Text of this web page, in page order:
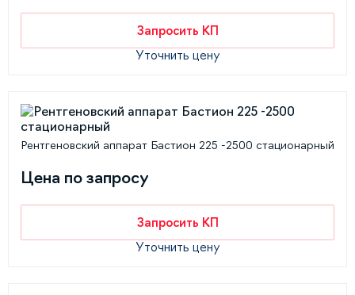
Запросить КП
Уточнить цену
Рентгеновский аппарат Бастион 225 -2500 стационарный
Цена по запросу
Запросить КП
Уточнить цену